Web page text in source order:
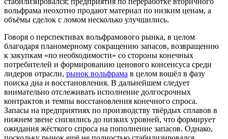
вольфрама неохотно продают материал по низким ценам, а
объёмы сделок с ломом несколько улучшились.
Говоря о перспективах вольфрамового рынка, в целом
благодаря планомерному сокращению запасов, возвращению
к закупкам «по необходимости» со стороны конечных
потребителей и формированию ценового консенсуса среди
лидеров отрасли, рынок вольфрама в целом вошёл в фазу
поиска дна и восстановления. В дальнейшем следует
внимательно отслеживать исполнение долгосрочных
контрактов и темпы восстановления конечного спроса.
Запасы на предприятиях по производству твёрдых сплавов в
нижнем звене снизились до низких уровней, что формирует
ожидания жёсткого спроса на пополнение запасов. Однако,